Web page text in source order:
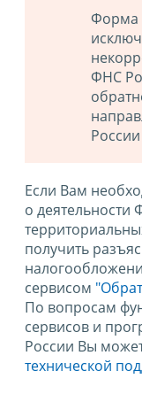
Форма
ФНС
Если Вам
о деятельности
получить
сервисом
По вопросам
сервисов и
России Вы
технической